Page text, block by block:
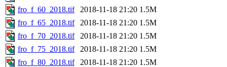
fro_f_60_2018.tif
2018-11-18 21:20 1.5M
fro_f_65_2018.tif
2018-11-18 21:20 1.5M
fro_f_70_2018.tif
2018-11-18 21:20 1.5M
fro_f_75_2018.tif
2018-11-18 21:20 1.5M
fro_f_80_2018.tif
2018-11-18 21:20 1.5M